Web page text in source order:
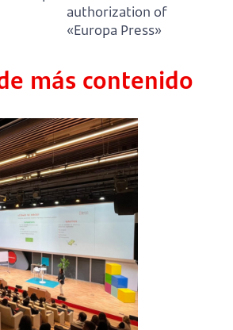
authorization of
«Europa Press»
más contenido